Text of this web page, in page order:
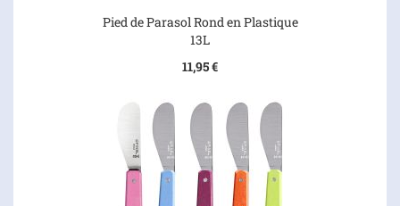
Pied de Parasol Rond en Plastique
13L
11,95 €